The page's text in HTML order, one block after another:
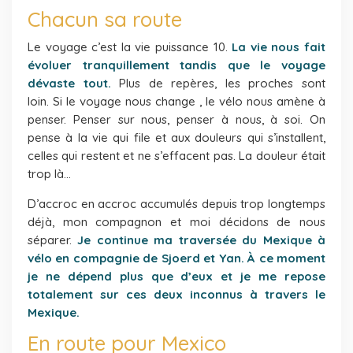
Chacun sa route
Le voyage c’est la vie puissance 10. La vie nous fait
évoluer tranquillement tandis que le voyage
dévaste tout. Plus de repères, les proches sont
loin. Si le voyage nous change , le vélo nous amène à
penser. Penser sur nous, penser à nous, à soi. On
pense à la vie qui file et aux douleurs qui s’installent,
celles qui restent et ne s’effacent pas. La douleur était
trop là…
D’accroc en accroc accumulés depuis trop longtemps
déjà, mon compagnon et moi décidons de nous
séparer.Je continue ma traversée du Mexique à
vélo en compagnie de Sjoerd et Yan. À ce moment
je ne dépend plus que d’eux et je me repose
totalement sur ces deux inconnus à travers le
Mexique.
En route pour Mexico